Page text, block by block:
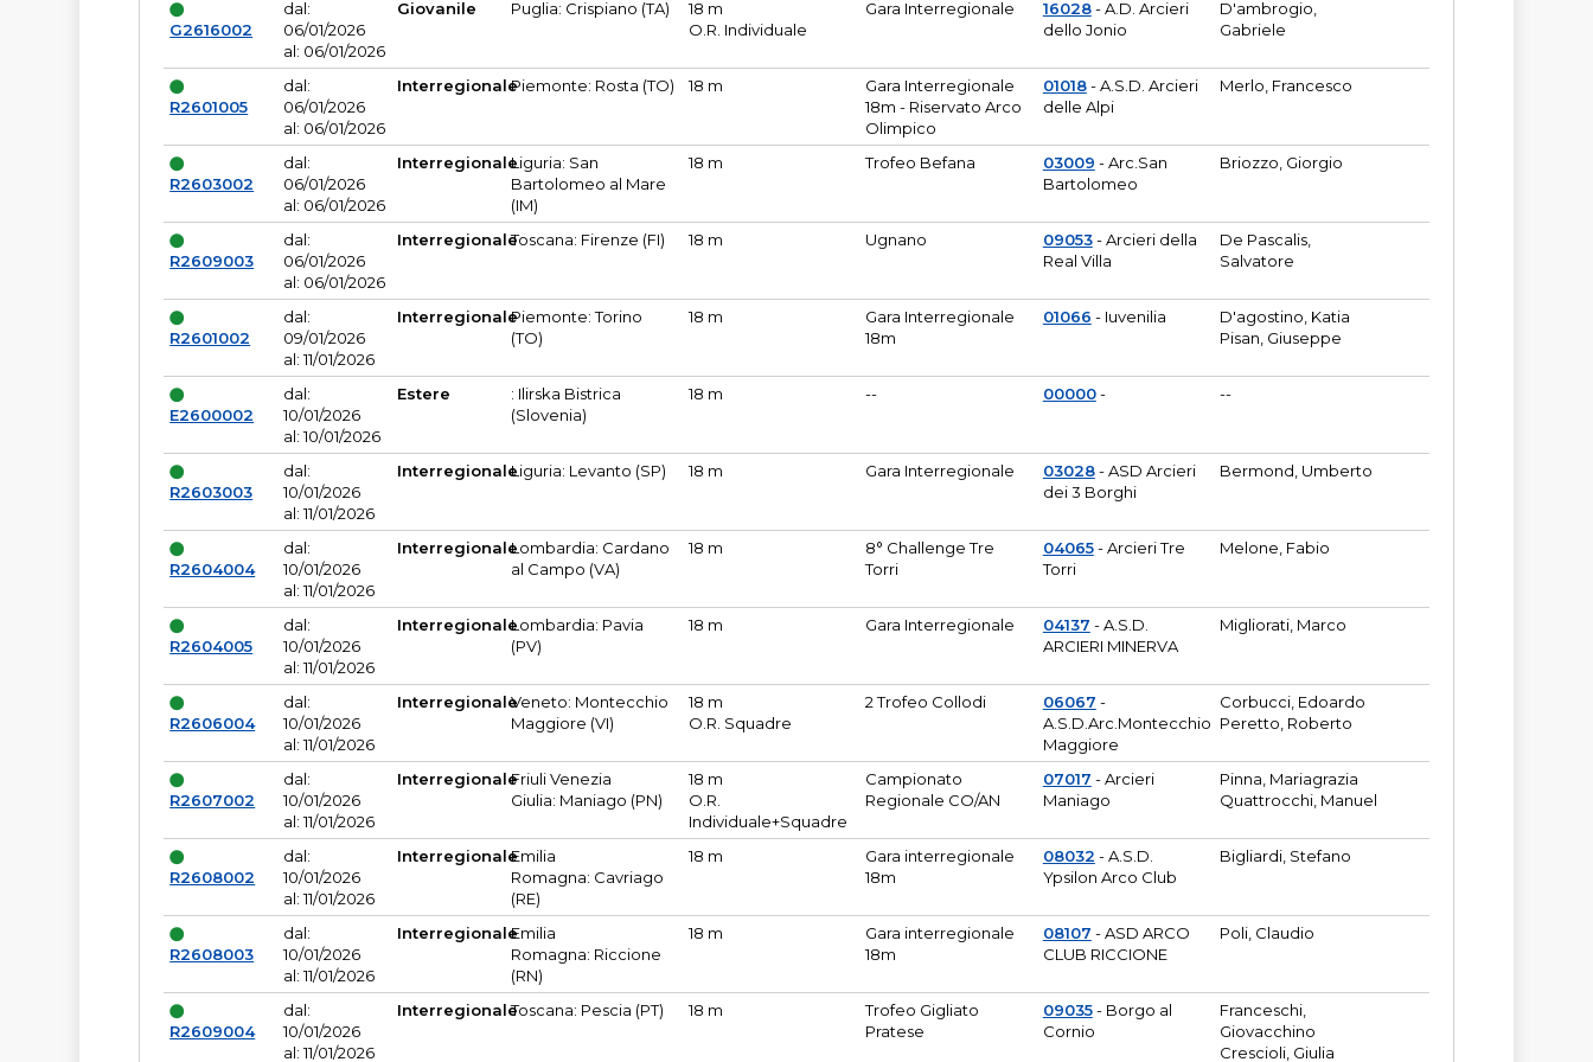
G2616002
dal:
06/01/2026
al: 06/01/2026
Giovanile Puglia: Crispiano (TA)
18 m
O.R. Individuale
Gara Interregionale 16028- A.D. Arcieri
dello Jonio
D'ambrogio,
Gabriele
R2601005
dal:
06/01/2026
al: 06/01/2026
InterregionalePiemonte: Rosta (TO) 18 m
Gara Interregionale
18m - Riservato Arco
Olimpico
01018- A.S.D. Arcieri
delle Alpi
Merlo, Francesco
R2603002
dal:
06/01/2026
al: 06/01/2026
InterregionaleLiguria: San
Bartolomeo al Mare
(IM)
18 m Trofeo Befana 03009 - Arc.San
Bartolomeo
Briozzo, Giorgio
R2609003
dal:
06/01/2026
al: 06/01/2026
InterregionaleToscana: Firenze (FI) 18 m Ugnano 09053- Arcieri della
Real Villa
De Pascalis,
Salvatore
R2601002
dal:
09/01/2026
al: 11/01/2026
InterregionalePiemonte: Torino
(TO)
18 m
Gara Interregionale
18m
01066 - Iuvenilia
D'agostino, Katia
Pisan, Giuseppe
E2600002
dal:
10/01/2026
al: 10/01/2026
Estere
: Ilirska Bistrica
(Slovenia)
18 m -- 00000- --
R2603003
dal:
10/01/2026
al: 11/01/2026
InterregionaleLiguria: Levanto (SP) 18 m Gara Interregionale 03028- ASD Arcieri
dei 3 Borghi
Bermond, Umberto
R2604004
dal:
10/01/2026
al: 11/01/2026
InterregionaleLombardia: Cardano
al Campo (VA)
18 m
8° Challenge Tre
Torri
04065- Arcieri Tre
Torri
Melone, Fabio
R2604005
dal:
10/01/2026
al: 11/01/2026
InterregionaleLombardia: Pavia
(PV)
18 m Gara Interregionale 04137 - A.S.D.
ARCIERI MINERVA
Migliorati, Marco
R2606004
dal:
10/01/2026
al: 11/01/2026
InterregionaleVeneto: Montecchio
Maggiore (VI)
18 m
O.R. Squadre
2 Trofeo Collodi 06067 -
A.S.D.Arc.Montecchio
Maggiore
Corbucci, Edoardo
Peretto, Roberto
R2607002
dal:
10/01/2026
al: 11/01/2026
InterregionaleFriuli Venezia
Giulia: Maniago (PN)
18 m
O.R.
Individuale+Squadre
Campionato
Regionale CO/AN
07017 - Arcieri
Maniago
Pinna, Mariagrazia
Quattrocchi, Manuel
R2608002
dal:
10/01/2026
al: 11/01/2026
InterregionaleEmilia
Romagna: Cavriago
(RE)
18 m
Gara interregionale
18m
08032 - A.S.D.
Ypsilon Arco Club
Bigliardi, Stefano
R2608003
dal:
10/01/2026
al: 11/01/2026
InterregionaleEmilia
Romagna: Riccione
(RN)
18 m
Gara interregionale
18m
08107 - ASD ARCO
CLUB RICCIONE
Poli, Claudio
R2609004
dal:
10/01/2026
al: 11/01/2026
InterregionaleToscana: Pescia (PT) 18 m
Trofeo Gigliato
Pratese
09035- Borgo al
Cornio
Franceschi,
Giovacchino
Crescioli, Giulia